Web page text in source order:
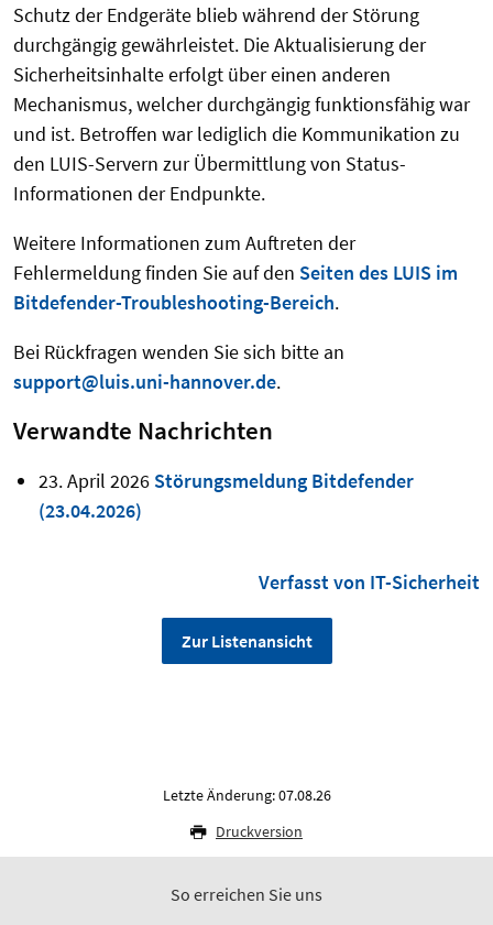
Schutz der Endgeräte blieb während der Störung
durchgängig gewährleistet. Die Aktualisierung der
Sicherheitsinhalte erfolgt über einen anderen
Mechanismus, welcher durchgängig funktionsfähig war
und ist. Betroffen war lediglich die Kommunikation zu
den LUIS-Servern zur Übermittlung von Status-
Informationen der Endpunkte.
Weitere Informationen zum Auftreten der
Fehlermeldung finden Sie auf den Seiten des LUIS im
Bitdefender-Troubleshooting-Bereich.
Bei Rückfragen wenden Sie sich bitte an
support@luis.uni-hannover.de.
Verwandte Nachrichten
23. April 2026 Störungsmeldung Bitdefender
(23.04.2026)
Verfasst von IT-Sicherheit
Zur Listenansicht
Letzte Änderung: 07.08.26
Druckversion
So erreichen Sie uns